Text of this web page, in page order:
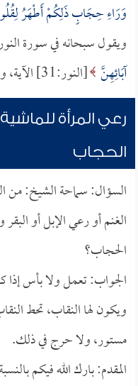
وَرَاءِ حِجَابٍ ذَلِكُمْ أَطْهَرُ
ويقول سبحانه في سورة
آبَائِهِنَّ [النور:31] الآية، والوجه هو أعظم الزينة.
رعي المرأة
الحجاب
السؤال: سماحة الشيخ: من
الغنم أو رعي الإبل أو
الحجاب؟
الجواب: تعمل ولا بأس إذا
ويكون لها النقاب، تحط
مستور، ولا حرج في ذلك.
المقدم: بارك الله فيكم